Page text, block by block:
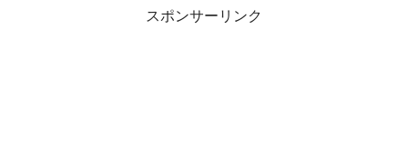
スポンサーリンク